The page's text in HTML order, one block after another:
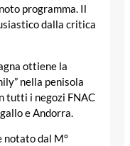
programma. Il
dalla critica
ottiene la
nella penisola
tutti i negozi FNAC
e Andorra.
notato dal M°